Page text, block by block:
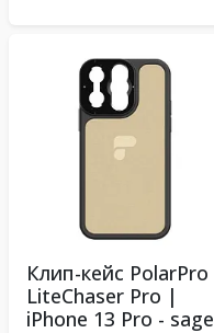
Клип-кейс PolarPro
LiteChaser Pro |
iPhone 13 Pro - sage